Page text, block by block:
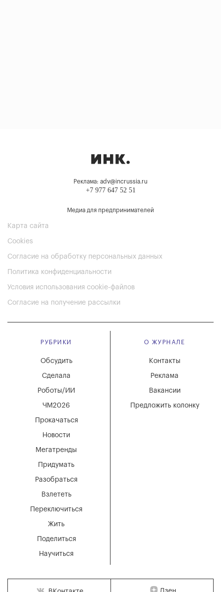
Реклама: adv@incrussia.ru
+7 977 647 52 51
Медиа для предпринимателей
Карта сайта
Cookies
Согласие на обработку персональных данных
Политика конфиденциальности
Условия использования cookie-файлов
Согласие на получение рассылки
РУБРИКИ
Мегатренды
Придумать
Разобраться
Взлететь
Новости
Переключиться
Жить
Поделиться
Научиться
Обсудить
Сделала
Роботы/ИИ
ЧМ2026
Прокачаться
О ЖУРНАЛЕ
Вакансии
Реклама
Контакты
Предложить колонку